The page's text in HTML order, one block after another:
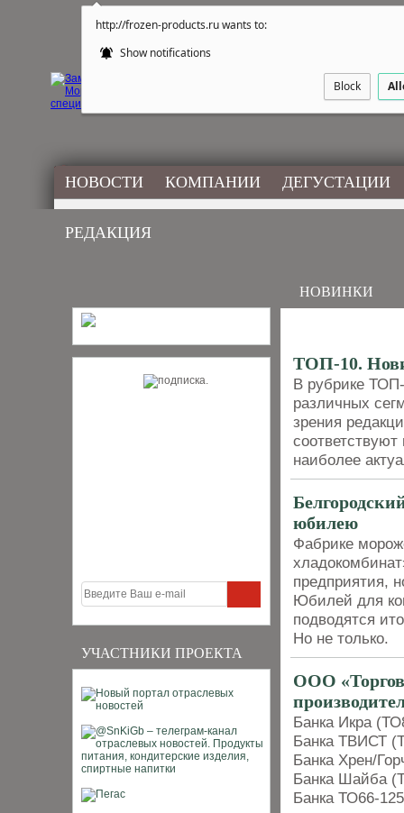
http://frozen-products.ru wants to:
Show notifications
Block
НОВОСТИ КОМПАНИИ ДЕГУСТАЦИИ
РЕДАКЦИЯ
УЧАСТНИКИ ПРОЕКТА
НОВИНКИ
ТОП-10.
В рубрике
различных
зрения
наиболее
юбилею
Фабрике
предприятия,
Юбилей для
подводятся
Но не только.
ООО
Банка Икра
Банка ТВИСТ
Банка Хрен/
Банка Шайба
Банка ТО66-125